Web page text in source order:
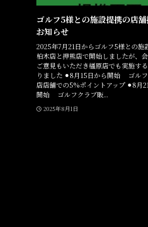
ゴルフ5様との施設提携の店
お知らせ
2025年7月21日からゴルフ5様との施
柏木店と押熊店で開始しましたが、
ご意見もいただき橿原店でも実施す
りました ⚫︎8月15日から開始 ゴル
店店舗での5%ポイントアップ ⚫︎8月
開始 ゴルフクラブ販...
2025年8月1日